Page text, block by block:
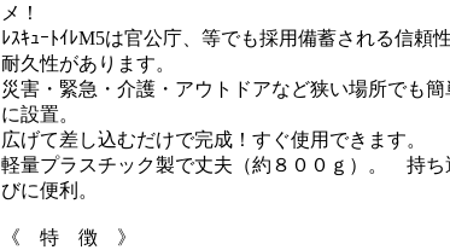
メ！
ﾚｽｷｭｰﾄｲﾚM5は官公庁、等でも採用備蓄される信頼
耐久性があります。
災害・緊急・介護・アウトドアなど狭い場所でも簡
に設置。
広げて差し込むだけで完成！すぐ使用できます。
軽量プラスチック製で丈夫（約８００ｇ）。 持ち
びに便利。
《 特 徴 》